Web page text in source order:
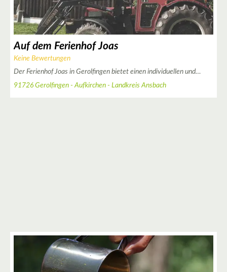
Auf dem Ferienhof Joas
Keine Bewertungen
Der Ferienhof Joas in Gerolfingen bietet einen individuellen und…
91726 Gerolfingen - Aufkirchen - Landkreis Ansbach